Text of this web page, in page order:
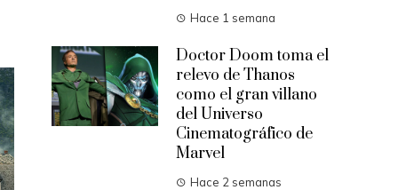
Hace 1 semana
Doctor Doom toma el
relevo de Thanos
como el gran villano
del Universo
Cinematográfico de
Marvel
Hace 2 semanas